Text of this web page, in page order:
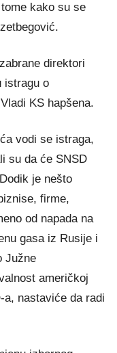
kako su se
direktori
istragu o
KS hapšena.
vodi se istraga,
su da će SNSD
je nešto
firme,
od napada na
gasa iz Rusije i
Južne
američkoj
nastaviće da radi